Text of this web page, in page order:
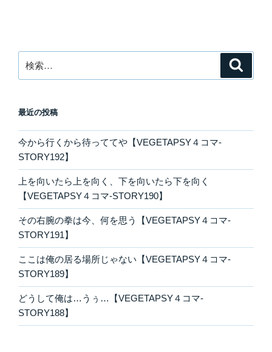
索:
最近の投稿
今から行くから待っててや【VEGETAPSY４コマ-
STORY192】
上を向いたら上を向く、下を向いたら下を向く
【VEGETAPSY４コマ-STORY190】
その右腕の拳は今、何を思う【VEGETAPSY４コマ-
STORY191】
ここは俺の居る場所じゃない【VEGETAPSY４コマ-
STORY189】
どうして俺は…うぅ…【VEGETAPSY４コマ-
STORY188】